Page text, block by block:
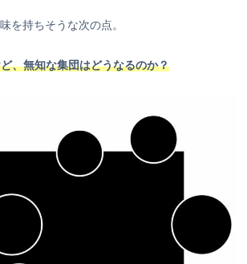
を持ちそうな次の点。
、無知な集団はどうなるのか？